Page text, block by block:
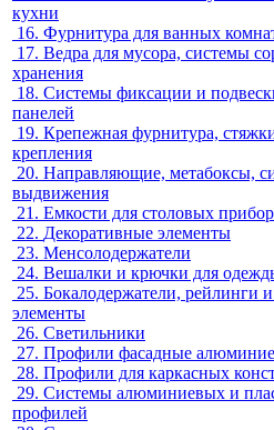
кухни
16. Фурнитура для ванных
17. Ведра для мусора, системы
хранения
18. Системы фиксации и
панелей
19. Крепежная фурнитура,
крепления
20. Направляющие, метабоксы,
выдвижения
21. Емкости для столовых
22. Декоративные элементы
23. Менсолодержатели
24. Вешалки и крючки для
25. Бокалодержатели, рейлинги
элементы
26. Светильники
27. Профили фасадные
28. Профили для каркасных
29. Системы алюминиевых и
профилей